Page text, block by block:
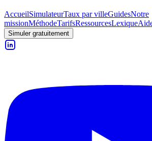
AccueilSimulateurTaux par villeGuidesNotre
missionMéthodeTarifsRessourcesLexique
Simuler gratuitement